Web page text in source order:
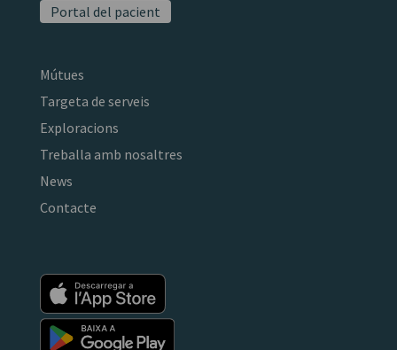
Portal del pacient
Mútues
Targeta de serveis
Exploracions
Treballa amb nosaltres
News
Contacte